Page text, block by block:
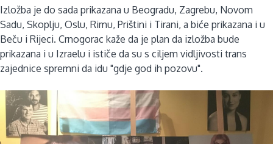
Izložba je do sada prikazana u Beogradu, Zagrebu, Novom
Sadu, Skoplju, Oslu, Rimu, Prištini i Tirani, a biće prikazana i u
Beču i Rijeci. Crnogorac kaže da je plan da izložba bude
prikazana i u Izraelu i ističe da su s ciljem vidljivosti trans
zajednice spremni da idu "gdje god ih pozovu".